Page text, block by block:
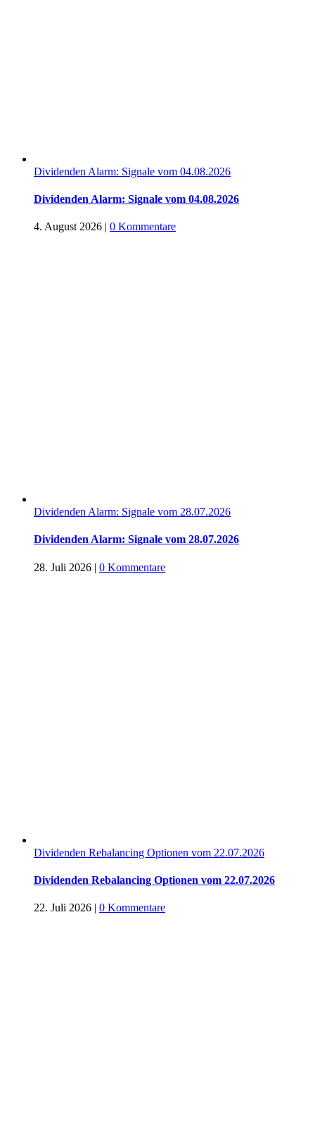
Dividenden Alarm: Signale vom 04.08.2026
Dividenden Alarm: Signale vom 04.08.2026
4. August 2026 | 0 Kommentare
Dividenden Alarm: Signale vom 28.07.2026
Dividenden Alarm: Signale vom 28.07.2026
28. Juli 2026 | 0 Kommentare
Dividenden Rebalancing Optionen vom 22.07.2026
Dividenden Rebalancing Optionen vom 22.07.2026
22. Juli 2026 | 0 Kommentare